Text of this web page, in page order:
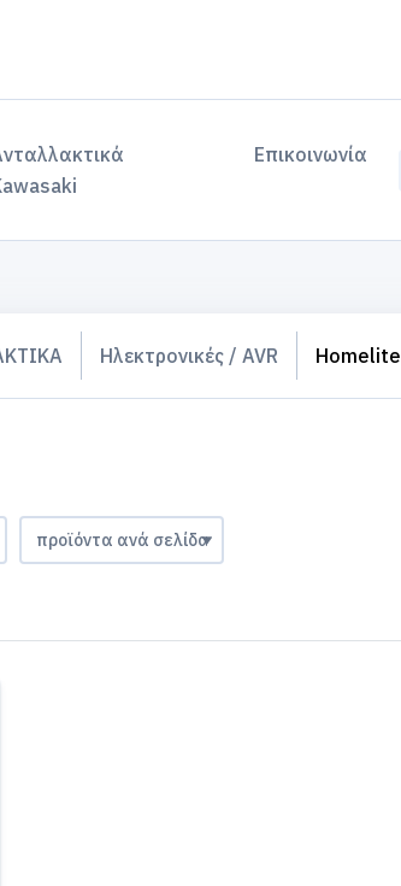
Επικοινωνία
Ηλεκτρονικές / AVR Homelite